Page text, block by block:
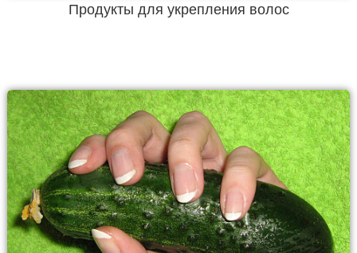
Продукты для укрепления волос